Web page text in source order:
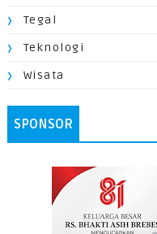
Tegal
Teknologi
Wisata
SPONSOR